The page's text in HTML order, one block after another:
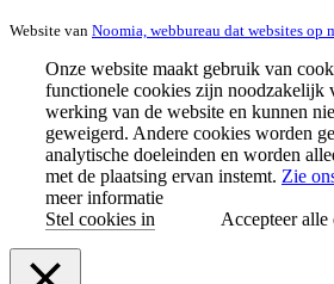
Website van Noomia, webbureau dat websites op
Onze website maakt gebruik van
functionele cookies zijn noodzakelijk
werking van de website en kunnen
geweigerd. Andere cookies worden
analytische doeleinden en worden
met de plaatsing ervan instemt. Zie
meer informatie
Stel cookies in
Accepteer alle